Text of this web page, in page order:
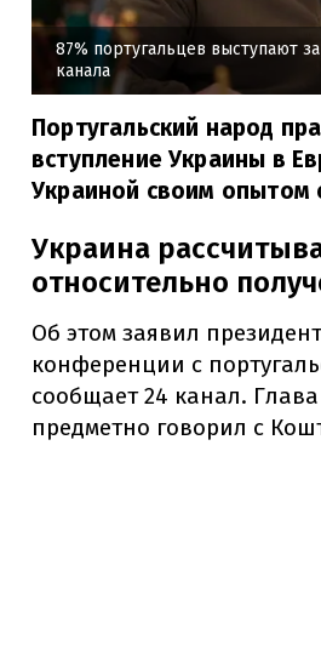
87% португальцев выступают
канала
Португальский народ
вступление Украины в
Украиной своим опытом
Украина
относительно
Об этом заявил
конференции с
сообщает 24 канал.
предметно говорил с